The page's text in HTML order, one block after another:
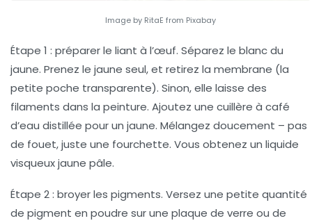
Image by RitaE from Pixabay
Étape 1 : préparer le liant à l’œuf. Séparez le blanc du
jaune. Prenez le jaune seul, et retirez la membrane (la
petite poche transparente). Sinon, elle laisse des
filaments dans la peinture. Ajoutez une cuillère à café
d’eau distillée pour un jaune. Mélangez doucement – pas
de fouet, juste une fourchette. Vous obtenez un liquide
visqueux jaune pâle.
Étape 2 : broyer les pigments. Versez une petite quantité
de pigment en poudre sur une plaque de verre ou de